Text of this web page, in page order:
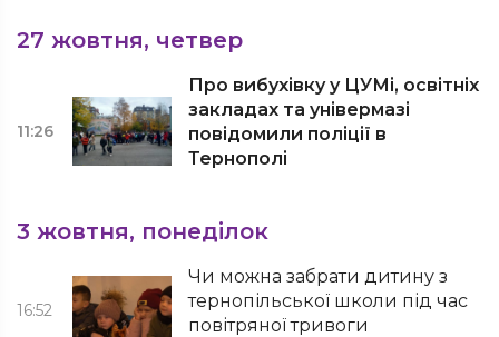
27 жовтня, четвер
11:26
Про вибухівку у ЦУМі, освітніх
закладах та універмазі
повідомили поліції в
Тернополі
3 жовтня, понеділок
16:52
Чи можна забрати дитину з
тернопільської школи під час
повітряної тривоги